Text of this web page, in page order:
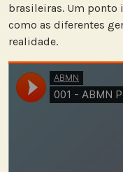
brasileiras. Um ponto
como as diferentes
realidade.